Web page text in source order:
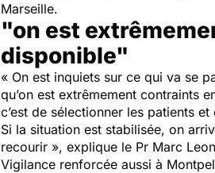
Marseille.
"on est
disponible"
« On est inquiets sur ce qui va se
qu’on est extrêmement contraints
c’est de sélectionner les patients
Si la situation est stabilisée, on
recourir », explique le Pr Marc
Vigilance renforcée aussi à